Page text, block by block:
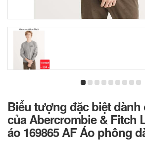
Biểu tượng đặc biệt
của Abercrombie & Fitch
áo 169865 AF Áo phông